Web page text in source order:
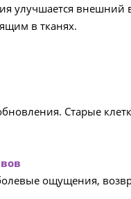
улучшается
в тканях.
Старые
ощущения,